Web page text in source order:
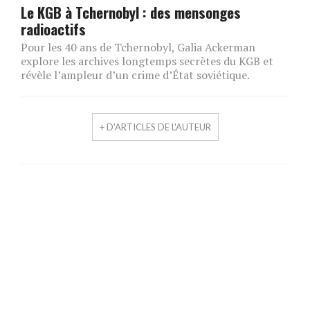
Le KGB à Tchernobyl : des mensonges
radioactifs
Pour les 40 ans de Tchernobyl, Galia Ackerman
explore les archives longtemps secrètes du KGB et
révèle l’ampleur d’un crime d’État soviétique.
+ D'ARTICLES DE L'AUTEUR